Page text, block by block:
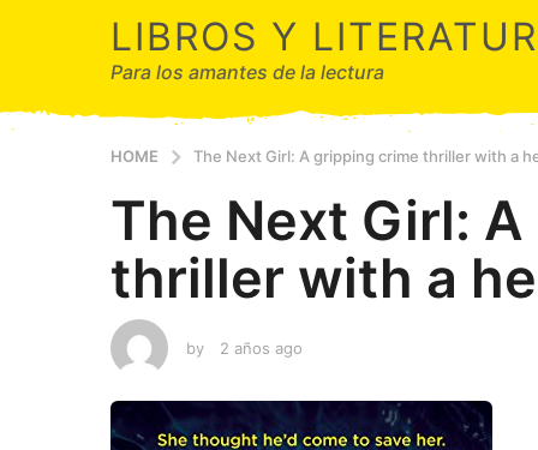
LIBROS Y
Para los amantes de la lectura
HOME The Next Girl: A gripping crime thriller with a
The Next Girl:
thriller with a
by 2 años ago
s